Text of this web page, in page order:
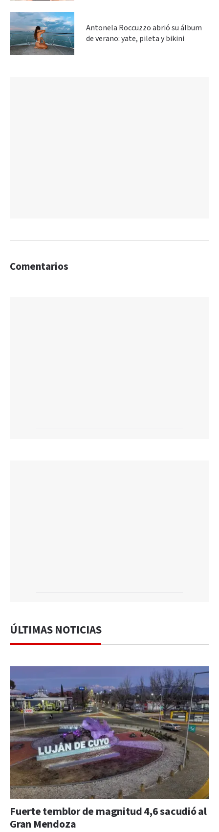
Antonela Roccuzzo abrió su álbum
de verano: yate, pileta y bikini
Comentarios
ÚLTIMAS NOTICIAS
Fuerte temblor de magnitud 4,6 sacudió al
Gran Mendoza